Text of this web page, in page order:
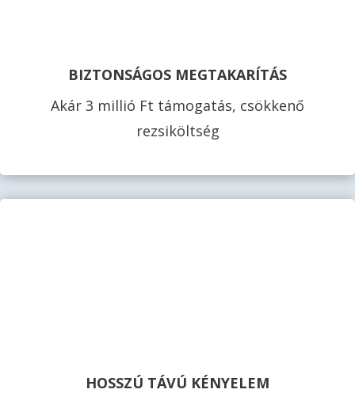
BIZTONSÁGOS MEGTAKARÍTÁS
Akár 3 millió Ft támogatás, csökkenő
rezsiköltség
HOSSZÚ TÁVÚ KÉNYELEM